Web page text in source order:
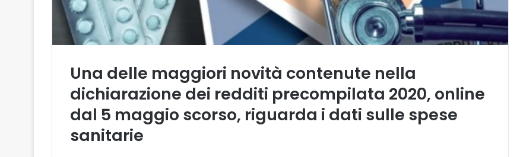
Una delle maggiori novità contenute nella
dichiarazione dei redditi precompilata 2020, online
dal 5 maggio scorso, riguarda i dati sulle spese
sanitarie